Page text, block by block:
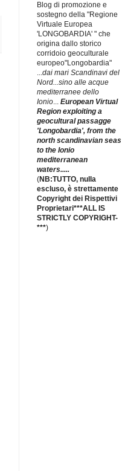
Blog di promozione e
sostegno della "Regione
Virtuale Europea
'LONGOBARDIA' " che
origina dallo storico
corridoio geoculturale
europeo"Longobardia"
...dai mari Scandinavi del
Nord...sino alle acque
mediterranee dello
Ionio... European Virtual
Region exploiting a
geocultural passagge
'Longobardia', from the
north scandinavian seas
to the Ionio
mediterranean
waters.....
(NB:TUTTO, nulla
escluso, è strettamente
Copyright dei Rispettivi
Proprietari***ALL IS
STRICTLY COPYRIGHT-
***)